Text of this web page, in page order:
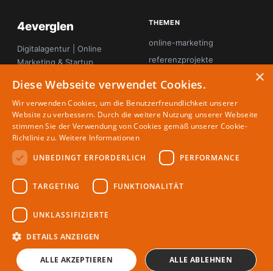
4everglen
Digitalagentur | Online
Marketing & Startup
THEMEN
online-marketing
referenzprojekte
tool-tipps
webdesign
MAGAZIN
Partner
Autoren
RECHTLICHES
Impressum
×
Diese Webseite verwendet Cookies.
Wir verwenden Cookies, um die Benutzerfreundlichkeit unserer
Website zu verbessern. Durch die weitere Nutzung unserer Webseite
stimmen Sie der Verwendung von Cookies gemäß unserer Cookie-
Richtlinie zu. Weitere Informationen
UNBEDINGT ERFORDERLICH
PERFORMANCE
TARGETING FUNKTIONALITÄT
UNKLASSIFIZIERTE
DETAILS ANZEIGEN
ALLE AKZEPTIEREN ALLE ABLEHNEN